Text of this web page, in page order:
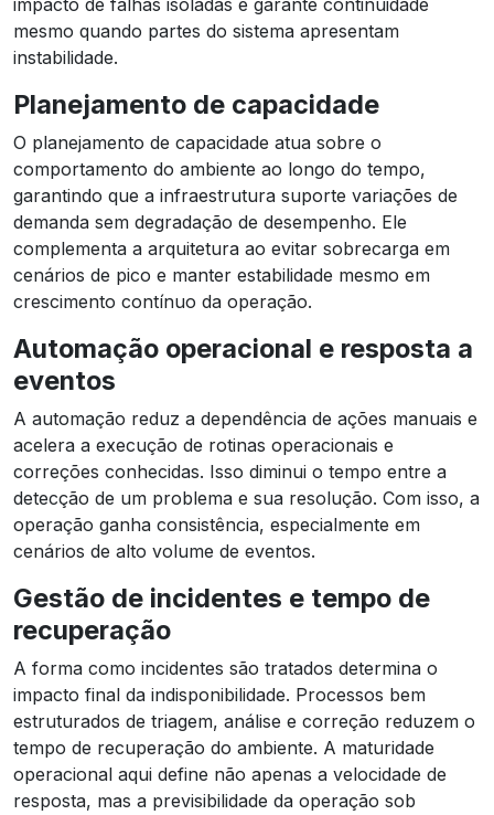
impacto de falhas isoladas e garante continuidade
mesmo quando partes do sistema apresentam
instabilidade.
Planejamento de capacidade
O planejamento de capacidade atua sobre o
comportamento do ambiente ao longo do tempo,
garantindo que a infraestrutura suporte variações de
demanda sem degradação de desempenho. Ele
complementa a arquitetura ao evitar sobrecarga em
cenários de pico e manter estabilidade mesmo em
crescimento contínuo da operação.
Automação operacional e resposta a
eventos
A automação reduz a dependência de ações manuais e
acelera a execução de rotinas operacionais e
correções conhecidas. Isso diminui o tempo entre a
detecção de um problema e sua resolução. Com isso, a
operação ganha consistência, especialmente em
cenários de alto volume de eventos.
Gestão de incidentes e tempo de
recuperação
A forma como incidentes são tratados determina o
impacto final da indisponibilidade. Processos bem
estruturados de triagem, análise e correção reduzem o
tempo de recuperação do ambiente. A maturidade
operacional aqui define não apenas a velocidade de
resposta, mas a previsibilidade da operação sob